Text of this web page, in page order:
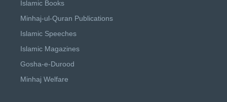
Islamic Books
Minhaj-ul-Quran Publications
Islamic Speeches
Islamic Magazines
Gosha-e-Durood
Minhaj Welfare